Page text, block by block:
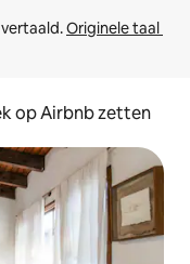
Originele taal
op Airbnb zetten